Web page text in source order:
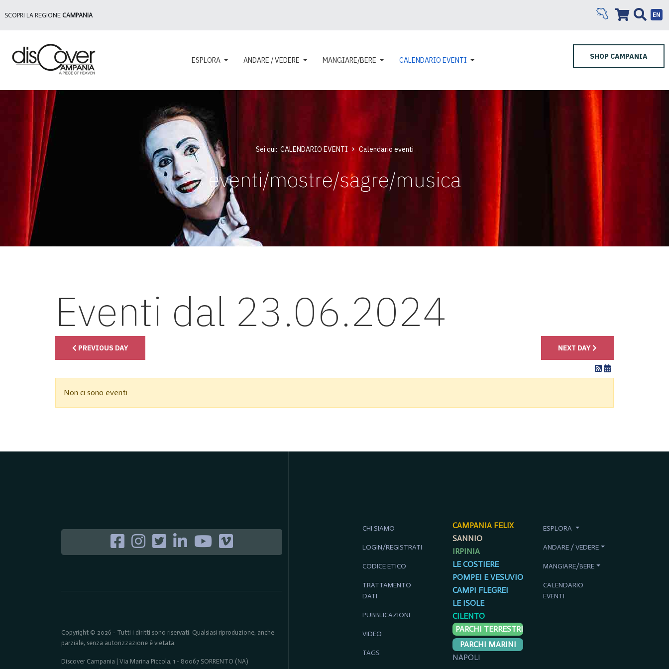
SCOPRI LA REGIONE CAMPANIA EN
ESPLORA ANDARE / VEDERE MANGIARE/BERE CALENDARIO EVENTI SHOP CAMPANIA
Sei qui: CALENDARIO EVENTI Calendario eventi
eventi/mostre/sagre/musica
Eventi dal 23.06.2024
PREVIOUS DAY NEXT DAY
Non ci sono eventi
Copyright © 2026 - Tutti i diritti sono riservati. Qualsiasi riproduzione, anche
parziale, senza autorizzazione è vietata.
Discover Campania | Via Marina Piccola, 1 - 80067 SORRENTO (NA)
CHI SIAMO
LOGIN/REGISTRATI
CODICE ETICO
TRATTAMENTO
DATI
PUBBLICAZIONI
VIDEO
TAGS
CAMPANIA FELIX
SANNIO
IRPINIA
LE COSTIERE
POMPEI E VESUVIO
CAMPI FLEGREI
LE ISOLE
CILENTO
PARCHI TERRESTRI
PARCHI MARINI
NAPOLI
ESPLORA
ANDARE / VEDERE
MANGIARE/BERE
CALENDARIO
EVENTI